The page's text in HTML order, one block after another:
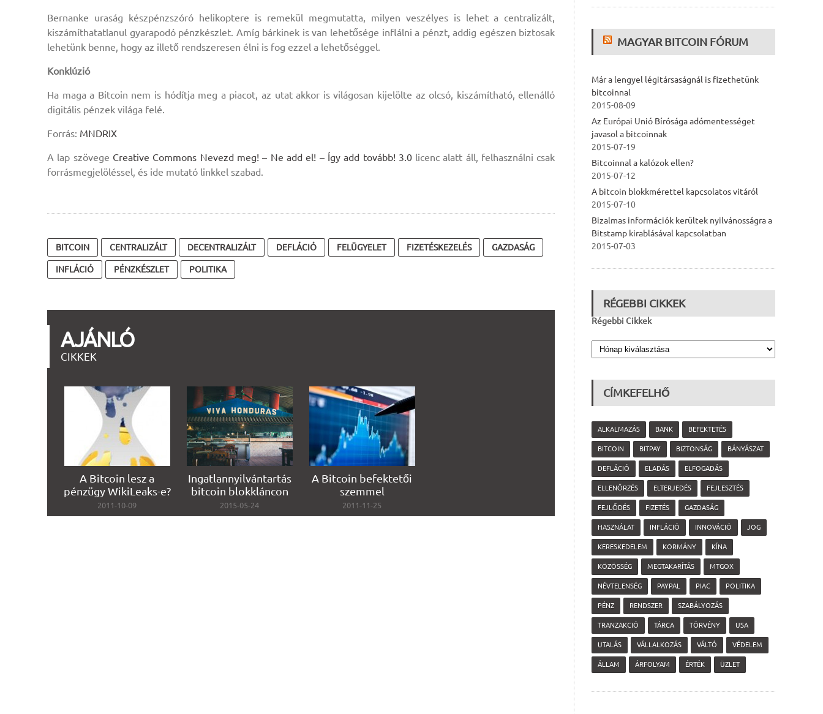
Bernanke uraság készpénzszóró helikoptere is remekül megmutatta, milyen veszélyes is lehet a centralizált,
kiszámíthatatlanul gyarapodó pénzkészlet. Amíg bárkinek is van lehetősége inflálni a pénzt, addig egészen biztosak
lehetünk benne, hogy az illető rendszeresen élni is fog ezzel a lehetőséggel.
Konklúzió
Ha maga a Bitcoin nem is hódítja meg a piacot, az utat akkor is világosan kijelölte az olcsó, kiszámítható, ellenálló
digitális pénzek világa felé.
Forrás: MNDRIX
A lap szövege Creative Commons Nevezd meg! – Ne add el! – Így add tovább! 3.0licenc alatt áll, felhasználni csak
forrásmegjelöléssel, és ide mutató linkkel szabad.
BITCOIN CENTRALIZÁLT DECENTRALIZÁLT DEFLÁCIÓ FELÜGYELET FIZETÉSKEZELÉS GAZDASÁG
INFLÁCIÓ PÉNZKÉSZLET POLITIKA
AJÁNLÓ
CIKKEK
A Bitcoin lesz a
pénzügy WikiLeaks-e?
2011-10-09
Ingatlannyilvántartás
bitcoin blokkláncon
2015-05-24
A Bitcoin befektetői
szemmel
2011-11-25
MAGYAR BITCOIN FÓRUM
Már a lengyel légitársaságnál is fizethetünk
bitcoinnal
2015-08-09
Az Európai Unió Bírósága adómentességet
javasol a bitcoinnak
2015-07-19
Bitcoinnal a kalózok ellen?
2015-07-12
A bitcoin blokkmérettel kapcsolatos vitáról
2015-07-10
Bizalmas információk kerültek nyilvánosságra a
Bitstamp kirablásával kapcsolatban
2015-07-03
RÉGEBBI CIKKEK
Régebbi Cikkek
CÍMKEFELHŐ
ALKALMAZÁS BANK BEFEKTETÉS
BITCOIN BITPAY BIZTONSÁG BÁNYÁSZAT
DEFLÁCIÓ ELADÁS ELFOGADÁS
ELLENŐRZÉS ELTERJEDÉS FEJLESZTÉS
FEJLŐDÉS FIZETÉS GAZDASÁG
HASZNÁLAT INFLÁCIÓ INNOVÁCIÓ JOG
KERESKEDELEM KORMÁNY KÍNA
KÖZÖSSÉG MEGTAKARÍTÁS MTGOX
NÉVTELENSÉG PAYPAL PIAC POLITIKA
PÉNZ RENDSZER SZABÁLYOZÁS
TRANZAKCIÓ TÁRCA TÖRVÉNY USA
UTALÁS VÁLLALKOZÁS VÁLTÓ VÉDELEM
ÁLLAM ÁRFOLYAM ÉRTÉK ÜZLET